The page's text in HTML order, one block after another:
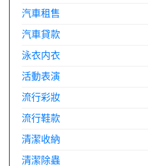
汽車租售
汽車貸款
泳衣内衣
活動表演
流行彩妝
流行鞋款
清潔收納
清潔除蟲